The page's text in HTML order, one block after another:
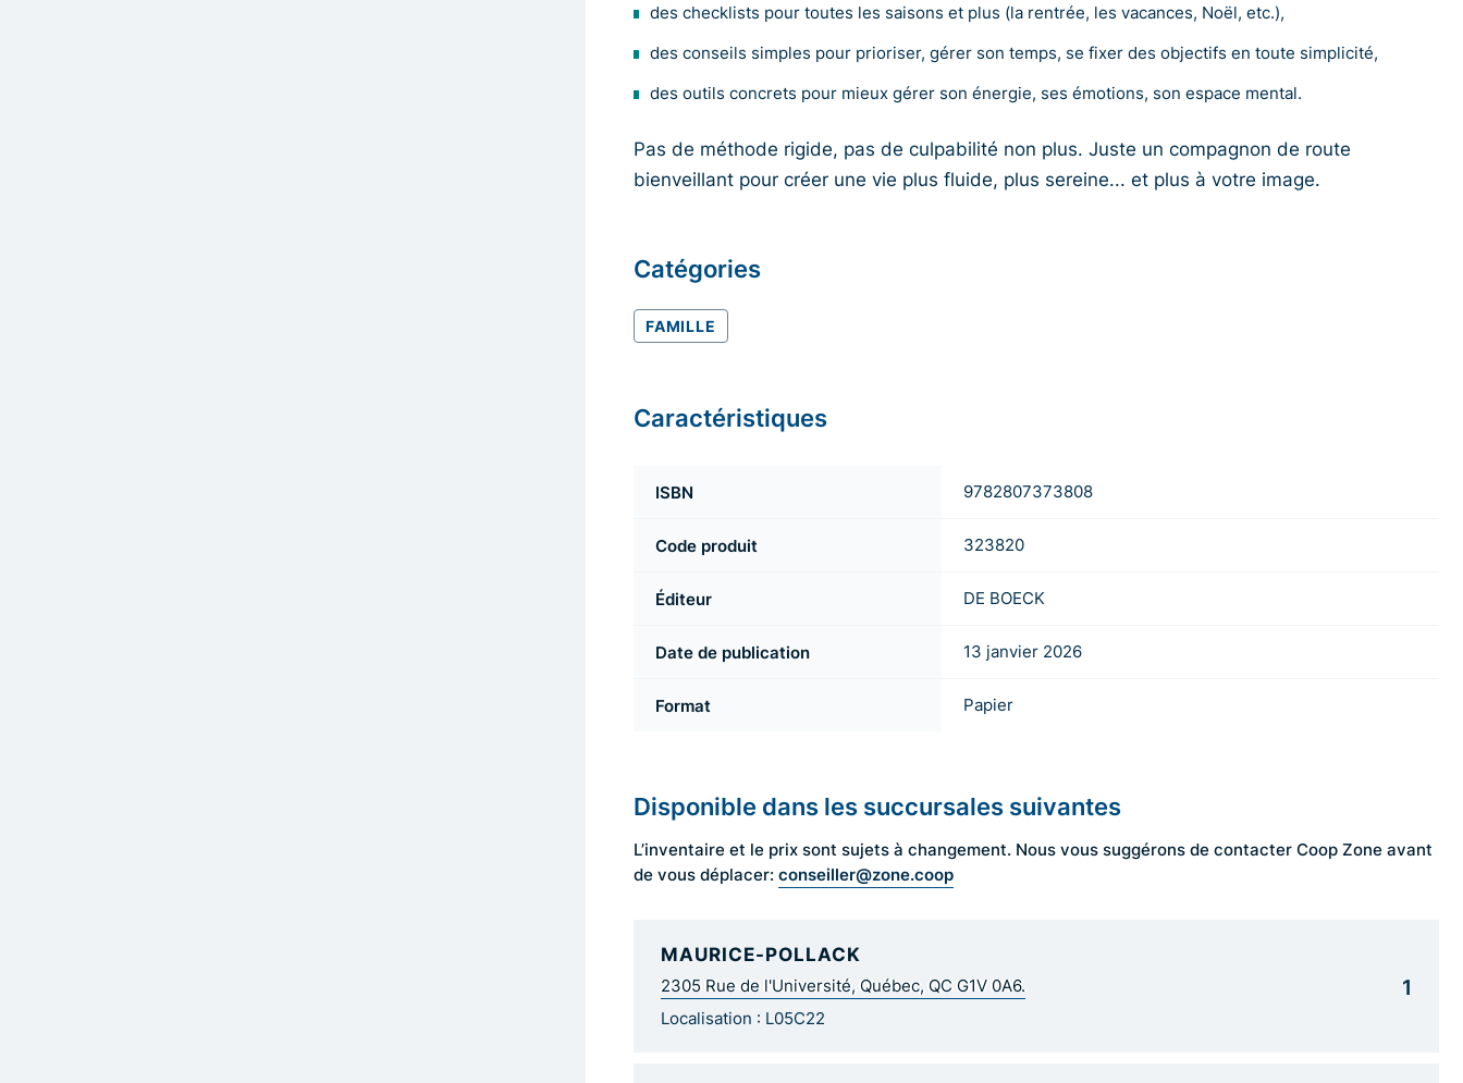
des checklists pour toutes les saisons et plus (la rentrée, les vacances, Noël, etc.),
des conseils simples pour prioriser, gérer son temps, se fixer des objectifs en toute simplicité,
des outils concrets pour mieux gérer son énergie, ses émotions, son espace mental.
Pas de méthode rigide, pas de culpabilité non plus. Juste un compagnon de route
bienveillant pour créer une vie plus fluide, plus sereine... et plus à votre image.
Catégories
FAMILLE
Caractéristiques
ISBN 9782807373808
Code produit 323820
Éditeur DE BOECK
Date de publication 13 janvier 2026
Format Papier
Disponible dans les succursales suivantes
L’inventaire et le prix sont sujets à changement. Nous vous suggérons de contacter Coop Zone avant
de vous déplacer: conseiller@zone.coop
MAURICE-POLLACK
2305 Rue de l'Université, Québec, QC G1V 0A6.
Localisation : L05C22
1